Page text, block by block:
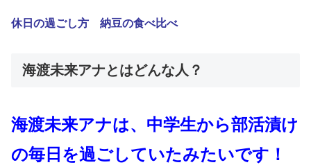
休日の過ごし方 納豆の食べ比べ
海渡未来アナとはどんな人？
海渡未来アナは、中学生から部活漬け
の毎日を過ごしていたみたいです！